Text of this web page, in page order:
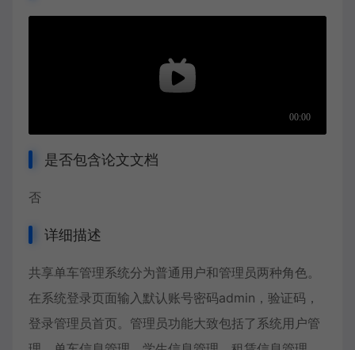
是否包含论文文档
否
详细描述
共享单车管理系统分为普通用户和管理员两种角色。
在系统登录页面输入默认账号密码admin，验证码，
登录管理员首页。管理员功能大致包括了系统用户管